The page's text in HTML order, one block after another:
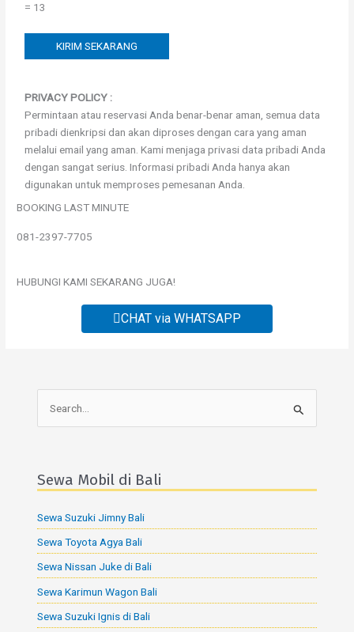
= 13
PRIVACY POLICY :
Permintaan atau reservasi Anda benar-benar aman, semua data
pribadi dienkripsi dan akan diproses dengan cara yang aman
melalui email yang aman. Kami menjaga privasi data pribadi Anda
dengan sangat serius. Informasi pribadi Anda hanya akan
digunakan untuk memproses pemesanan Anda.
BOOKING LAST MINUTE
081-2397-7705
HUBUNGI KAMI SEKARANG JUGA!
CHAT via WHATSAPP
r
h
f
o
r
:
Sewa Mobil di Bali
Sewa Suzuki Jimny Bali
Sewa Toyota Agya Bali
Sewa Nissan Juke di Bali
Sewa Karimun Wagon Bali
Sewa Suzuki Ignis di Bali